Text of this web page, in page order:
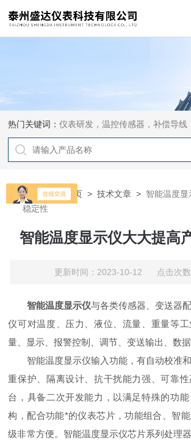
热门关键词：仪表研发，温控传感器，补偿导线
当前位置：首页 >技术文章 > 智能温度
稳定性
智能温度显示仪大大提高
更新时间：2023-10-12 点击次数
智能温度显示仪与各类传感器、变送器
仪可对温度、压力、液位、流量、重量等
量、显示、报警控制、调节、变送输出、数据
智能温度显示仪输入功能，有自动校准和
重保护、隔离设计、抗干扰能力强、可靠
台，具备二次开发能力，以满足特殊的功
构，配合功能*的仪表芯片，功能组合、智
级非常方便。智能温度显示仪芯片系列处理